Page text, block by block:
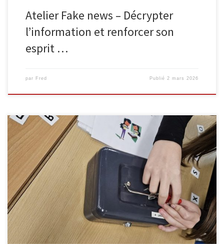
Atelier Fake news – Décrypter
l’information et renforcer son
esprit …
par Fred Publié2 mars 2026
L’EPN de Malmedy, en collaboration avec Infor Jeunes, propose
une animation ludique et immersive destinée aux élèves de 6e
primaire : l’escape game « Internet & toi« . Le scénario ? L’équilibre
du Web est menacé. Les quatre cyber-héros — Futé, Vigilant,
Secret et Sympa — ont disparu. Les élèves disposent de […]